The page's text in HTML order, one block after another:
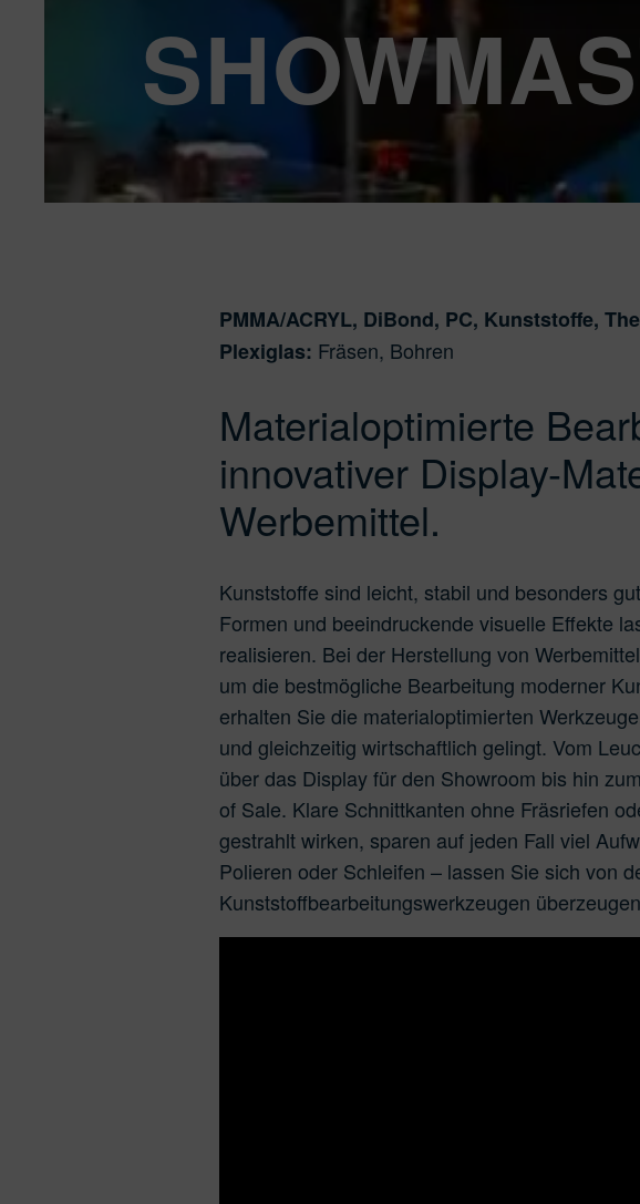
PMMA/ACRYL, DiBond, PC, Kunststoﬀe,
Plexiglas: Fräsen, Bohren
Materialoptimierte
innovativer Display-
Werbemittel.
Kunststoffe sind leicht, stabil und besonders
Formen und beeindruckende visuelle Effekte
realisieren. Bei der Herstellung von
um die bestmögliche Bearbeitung moderner
erhalten Sie die materialoptimierten
und gleichzeitig wirtschaftlich gelingt. Vom
über das Display für den Showroom bis hin
of Sale. Klare Schnittkanten ohne Fräsriefen
gestrahlt wirken, sparen auf jeden Fall viel
Polieren oder Schleifen – lassen Sie sich von
Kunststoffbearbeitungswerkzeugen